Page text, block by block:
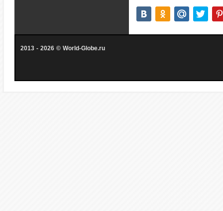
2013 - 2026 © World-Globe.ru